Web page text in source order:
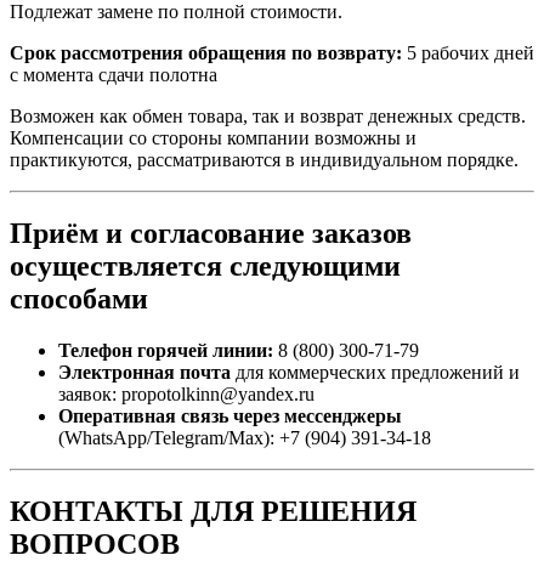
Подлежат замене по полной стоимости.
Срок рассмотрения обращения по возврату: 5 рабочих дней
с момента сдачи полотна
Возможен как обмен товара, так и возврат денежных средств.
Компенсации со стороны компании возможны и
практикуются, рассматриваются в индивидуальном порядке.
Приём и согласование заказов
осуществляется следующими
способами
Телефон горячей линии: 8 (800) 300-71-79
Электронная почта для коммерческих предложений и
заявок: propotolkinn@yandex.ru
Оперативная связь через мессенджеры
(WhatsApp/Telegram/Max): +7 (904) 391-34-18
КОНТАКТЫ ДЛЯ РЕШЕНИЯ
ВОПРОСОВ